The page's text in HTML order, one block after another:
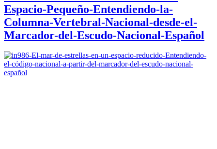
Espacio-Pequeño-Entendiendo-la-
Columna-Vertebral-Nacional-desde-el-
Marcador-del-Escudo-Nacional-Español